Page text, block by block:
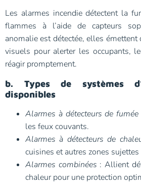
Les alarmes incendie détectent la
flammes à l’aide de capteurs
anomalie est détectée, elles
visuels pour alerter les occupants,
réagir promptement.
b. Types de systèmes
disponibles
Alarmes à détecteurs de fumée
les feux couvants.
Alarmes à détecteurs de
cuisines et autres zones
Alarmes combinées : Allient
chaleur pour une protection